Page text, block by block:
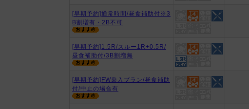
[早期予約]通常時間/昼食補助付※3
B割増有・2B不可
[早期予約]1.5R/スルー1R+0.5R/
昼食補助付/3B割増無
[早期予約]FW乗入プラン/昼食補助
付/中止の場合有